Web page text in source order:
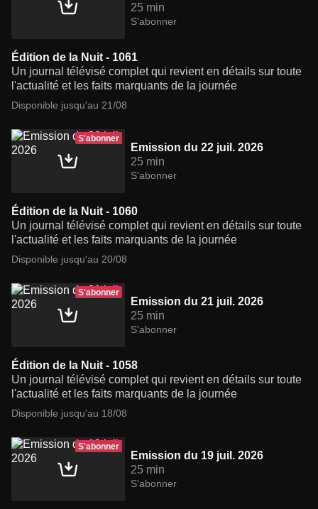
25 min
S'abonner
Édition de la Nuit - 1061
Un journal télévisé complet qui revient en détails sur toute
l'actualité et les faits marquants de la journée
Disponible jusqu'au 21/08
S'abonner
Emission du 22 juil. 2026
25 min
S'abonner
Édition de la Nuit - 1060
Un journal télévisé complet qui revient en détails sur toute
l'actualité et les faits marquants de la journée
Disponible jusqu'au 20/08
S'abonner
Emission du 21 juil. 2026
25 min
S'abonner
Édition de la Nuit - 1058
Un journal télévisé complet qui revient en détails sur toute
l'actualité et les faits marquants de la journée
Disponible jusqu'au 18/08
S'abonner
Emission du 19 juil. 2026
25 min
S'abonner